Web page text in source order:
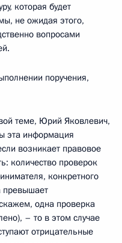
которая будет
не ожидая этого,
вопросами
поручения,
теме, Юрий Яковлевич,
эта информация
возникает правовое
количество проверок
конкретного
превышает
одна проверка
– то в этом случае
отрицательные